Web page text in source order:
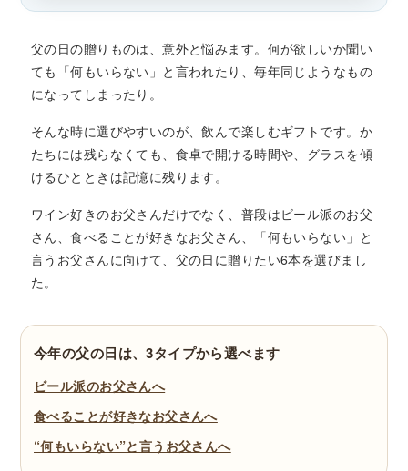
父の日の贈りものは、意外と悩みます。何が欲しいか聞い
ても「何もいらない」と言われたり、毎年同じようなもの
になってしまったり。
そんな時に選びやすいのが、飲んで楽しむギフトです。か
たちには残らなくても、食卓で開ける時間や、グラスを傾
けるひとときは記憶に残ります。
ワイン好きのお父さんだけでなく、普段はビール派のお父
さん、食べることが好きなお父さん、「何もいらない」と
言うお父さんに向けて、父の日に贈りたい6本を選びまし
た。
今年の父の日は、3タイプから選べます
ビール派のお父さんへ
食べることが好きなお父さんへ
“何もいらない”と言うお父さんへ